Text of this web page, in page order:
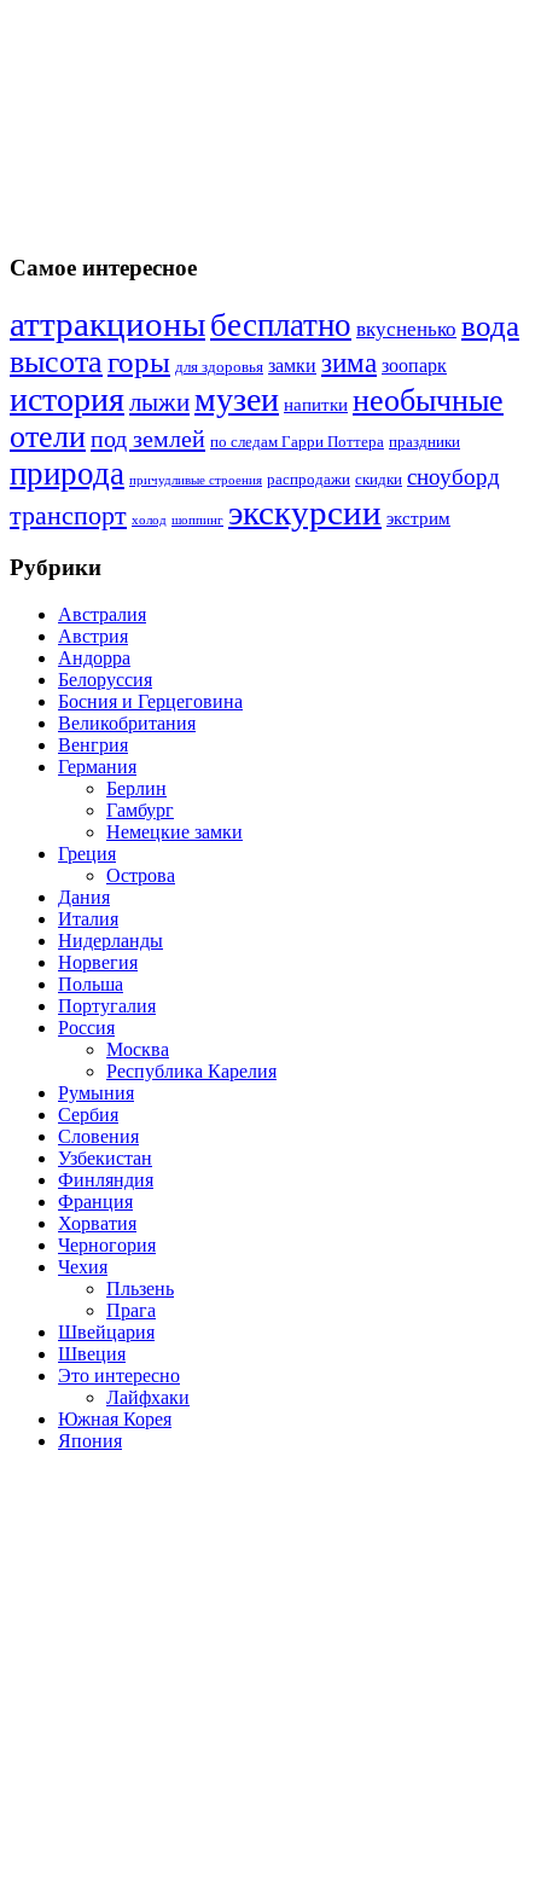
Самое интересное
аттракционыбесплатно вкусненько вода
высота горы для здоровья замки зима зоопарк
историялыжимузеи напитки необычные
отелипод землей по следам Гарри Поттера праздники
природа причудливые строения распродажи скидки сноуборд
транспорт холод шоппинг экскурсии экстрим
Рубрики
Австралия
Австрия
Андорра
Белоруссия
Босния и Герцеговина
Великобритания
Венгрия
Германия
Берлин
Гамбург
Немецкие замки
Греция
Острова
Дания
Италия
Нидерланды
Норвегия
Польша
Португалия
Россия
Москва
Республика Карелия
Румыния
Сербия
Словения
Узбекистан
Финляндия
Франция
Хорватия
Черногория
Чехия
Пльзень
Прага
Швейцария
Швеция
Это интересно
Лайфхаки
Южная Корея
Япония